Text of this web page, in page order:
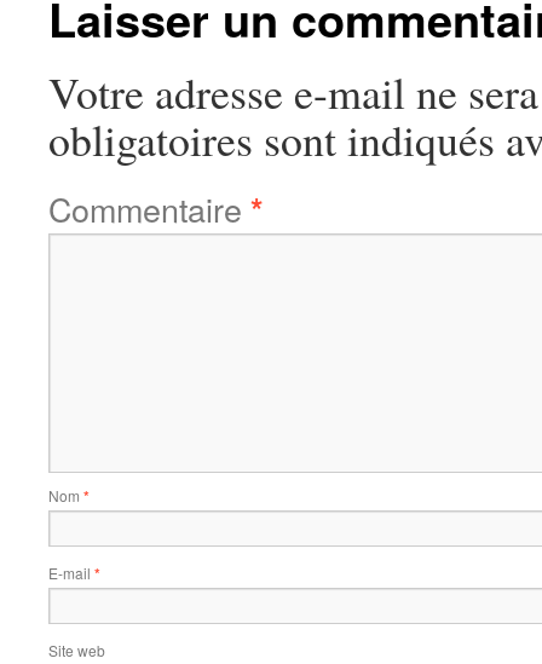
Laisser un
Votre adresse e-mail ne
obligatoires sont indiqués
Commentaire *
Nom *
E-mail *
Site web